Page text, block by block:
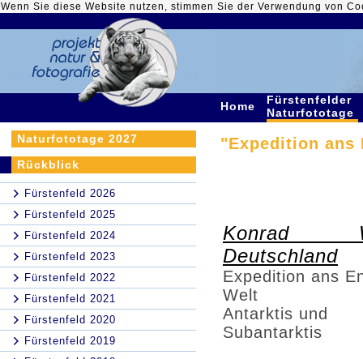
Wenn Sie diese Website nutzen, stimmen Sie der Verwendung von
Home
Fürstenfelder
Naturfototage
Naturfototage 2027
Rückblick
Fürstenfeld 2026
Fürstenfeld 2025
Fürstenfeld 2024
Fürstenfeld 2023
Fürstenfeld 2022
Fürstenfeld 2021
Fürstenfeld 2020
Fürstenfeld 2019
"Expedition ans
Konrad
Deutschland
Expedition ans
Welt
Antarktis und
Subantarktis